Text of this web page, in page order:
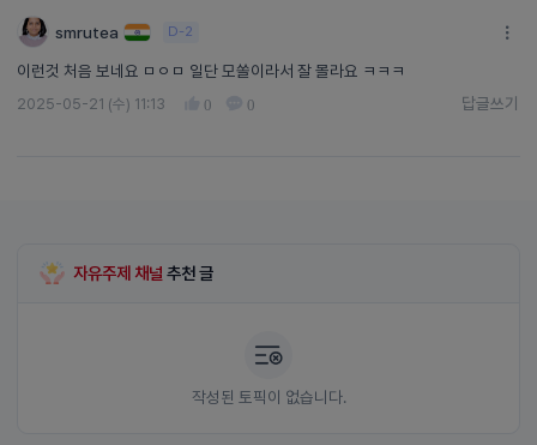
smrutea D-2
이런것 처음 보네요 ㅁㅇㅁ 일단 모쏠이라서 잘 몰라요 ㅋㅋㅋ
2025-05-21 (수) 11:13 0 0
답글쓰기 답글쓰기
자유주제 채널 추천 글
작성된 토픽이 없습니다.